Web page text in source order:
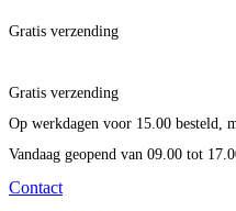
Gratis verzending
Gratis verzending
Op werkdagen voor 15.00 besteld,
Vandaag geopend van 09.00 tot
Contact